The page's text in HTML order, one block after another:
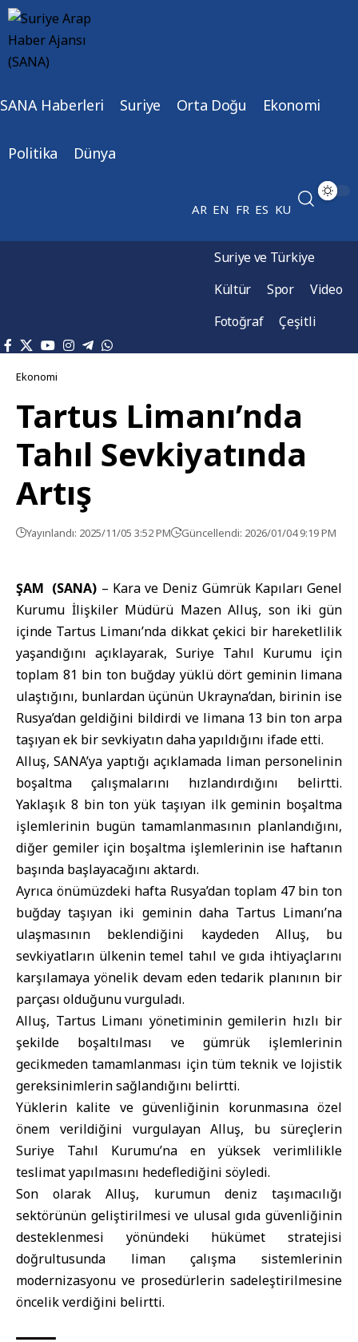
SANA Haberleri Suriye Orta Doğu Ekonomi
Politika Dünya
AR EN FR ES KU
Suriye ve Türkiye
Kültür
Spor
Video
Fotoğraf
Çeşitli
Ekonomi
Tartus Limanı’nda
Tahıl Sevkiyatında
Artış
Yayınlandı: 2025/11/05 3:52 PM Güncellendi: 2026/01/04 9:19 PM
ŞAM (SANA) – Kara ve Deniz Gümrük Kapıları Genel
Kurumu İlişkiler Müdürü Mazen Alluş, son iki gün
içinde Tartus Limanı’nda dikkat çekici bir hareketlilik
yaşandığını açıklayarak, Suriye Tahıl Kurumu için
toplam 81 bin ton buğday yüklü dört geminin limana
ulaştığını, bunlardan üçünün Ukrayna’dan, birinin ise
Rusya’dan geldiğini bildirdi ve limana 13 bin ton arpa
taşıyan ek bir sevkiyatın daha yapıldığını ifade etti.
Alluş,SANA’ya yaptığı açıklamada liman personelinin
boşaltma çalışmalarını hızlandırdığını belirtti.
Yaklaşık 8 bin ton yük taşıyan ilk geminin boşaltma
işlemlerinin bugün tamamlanmasının planlandığını,
diğer gemiler için boşaltma işlemlerinin ise haftanın
başında başlayacağını aktardı.
Ayrıca önümüzdeki hafta Rusya’dan toplam 47 bin ton
buğday taşıyan iki geminin daha Tartus Limanı’na
ulaşmasının beklendiğini kaydeden Alluş, bu
sevkiyatların ülkenin temel tahıl ve gıda ihtiyaçlarını
karşılamaya yönelik devam eden tedarik planının bir
parçası olduğunu vurguladı.
Alluş, Tartus Limanı yönetiminin gemilerin hızlı bir
şekilde boşaltılması ve gümrük işlemlerinin
gecikmeden tamamlanması için tüm teknik ve lojistik
gereksinimlerin sağlandığını belirtti.
Yüklerin kalite ve güvenliğinin korunmasına özel
önem verildiğini vurgulayan Alluş, bu süreçlerin
Suriye Tahıl Kurumu’na en yüksek verimlilikle
teslimat yapılmasını hedeflediğini söyledi.
Son olarak Alluş, kurumun deniz taşımacılığı
sektörünün geliştirilmesi ve ulusal gıda güvenliğinin
desteklenmesi yönündeki hükümet stratejisi
doğrultusunda liman çalışma sistemlerinin
modernizasyonu ve prosedürlerin sadeleştirilmesine
öncelik verdiğini belirtti.